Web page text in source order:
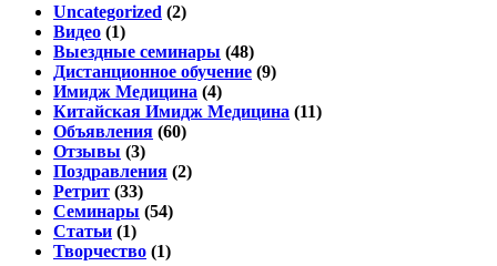
Uncategorized (2)
Видео (1)
Выездные семинары (48)
Дистанционное обучение (9)
Имидж Медицина (4)
Китайская Имидж Медицина (11)
Объявления (60)
Отзывы (3)
Поздравления (2)
Ретрит (33)
Семинары (54)
Статьи (1)
Творчество (1)